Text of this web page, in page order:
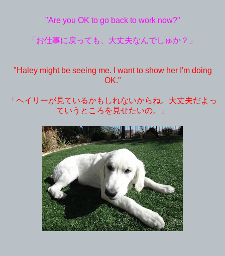
"Are you OK to go back to work now?"
「お仕事に戻っても、大丈夫なんでしゅか？」
"Haley might be seeing me. I want to show her I'm doing
OK."
「ヘイリーが見ているかもしれないからね。大丈夫だよっ
ていうところを見せたいの。」